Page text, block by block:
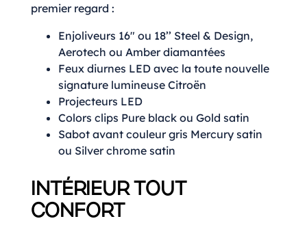
premier regard :
Enjoliveurs 16″ ou 18’’ Steel & Design,
Aerotech ou Amber diamantées
Feux diurnes LED avec la toute nouvelle
signature lumineuse Citroën
Projecteurs LED
Colors clips Pure black ou Gold satin
Sabot avant couleur gris Mercury satin
ou Silver chrome satin
INTÉRIEUR TOUT
CONFORT